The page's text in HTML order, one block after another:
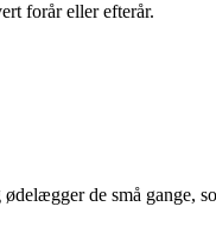
forår eller efterår.
de små gange,